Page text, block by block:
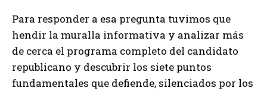
Para responder a esa pregunta tuvimos que
hendir la muralla informativa y analizar más
de cerca el programa completo del candidato
republicano y descubrir los siete puntos
fundamentales que defiende, silenciados por los